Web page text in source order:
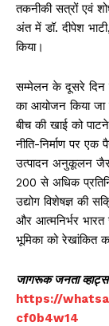
तकनीकी सत्रों एवं
अंत में डॉ. दीपेश भाटी,
किया।
सम्मेलन के दूसरे दिन
का आयोजन किया जा
बीच की खाई को
नीति-निर्माण पर
उत्पादन अनुकूलन
200 से अधिक
उद्योग विशेषज्ञ की
और आत्मनिर्भर भारत
भूमिका को रेखांकित
जागरूक जनता
https://
cf0b4w14